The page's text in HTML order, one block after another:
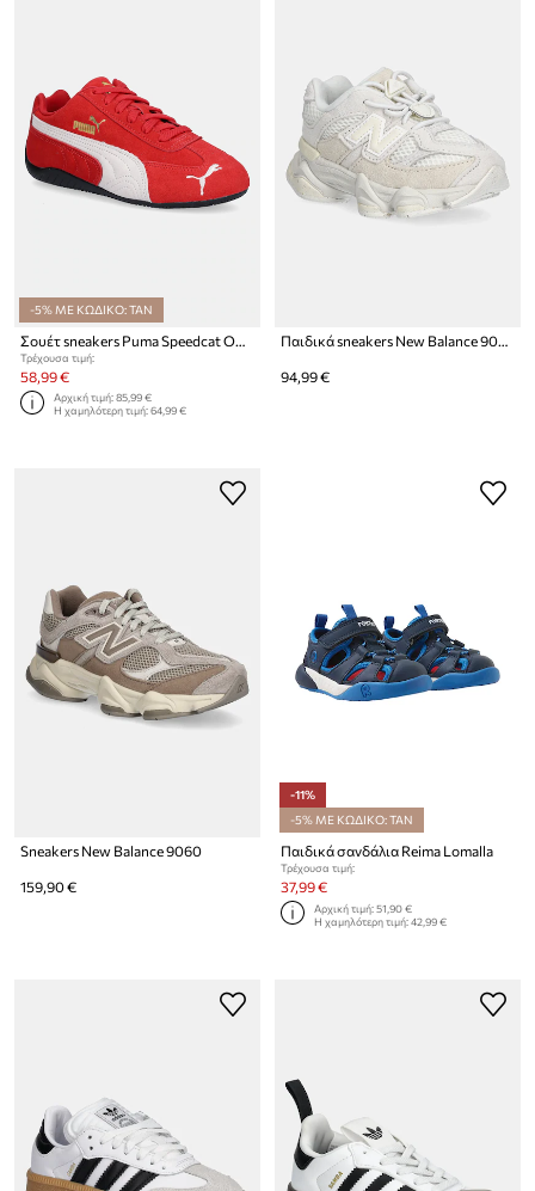
-5% ΜΕ ΚΩΔΙΚΟ: TAN
Σουέτ sneakers Puma Speedcat OG Jr
Τρέχουσα τιμή:
58,99 €
Αρχική τιμή:85,99 €
Η χαμηλότερη τιμή:64,99 €
Παιδικά sneakers New Balance 9060
94,99 €
Sneakers New Balance 9060
159,90 €
-11%
-5% ΜΕ ΚΩΔΙΚΟ: TAN
Παιδικά σανδάλια Reima Lomalla
Τρέχουσα τιμή:
37,99 €
Αρχική τιμή:51,90 €
Η χαμηλότερη τιμή:42,99 €